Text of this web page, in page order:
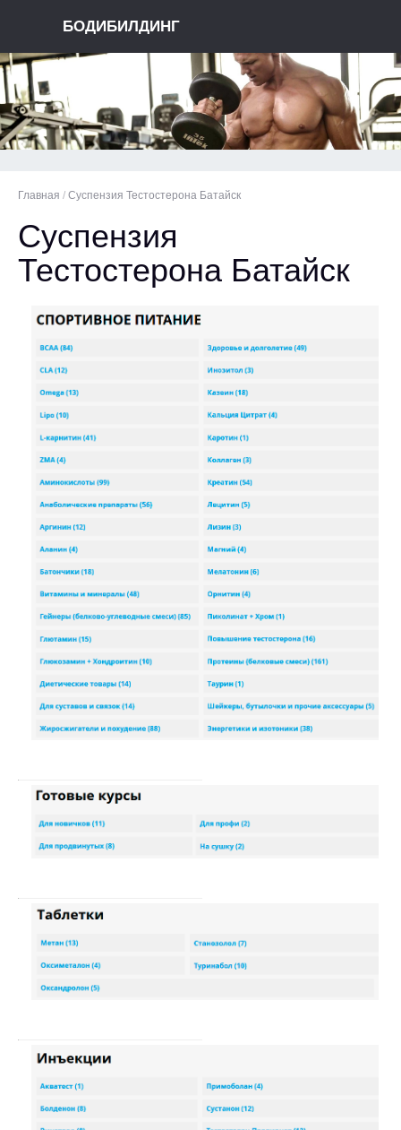
БОДИБИЛДИНГ
Главная / Суспензия Тестостерона Батайск
Суспензия
Тестостерона Батайск